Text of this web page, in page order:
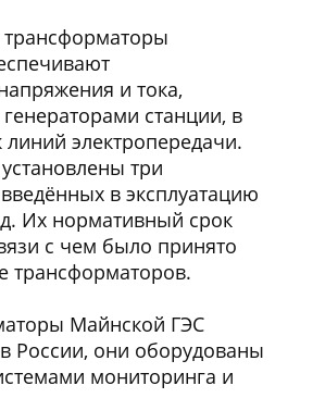
и тока,
станции, в
электропередачи.
три
в эксплуатацию
Их нормативный срок
с чем было принято
трансформаторов.
Майнской ГЭС
России, они оборудованы
мониторинга и